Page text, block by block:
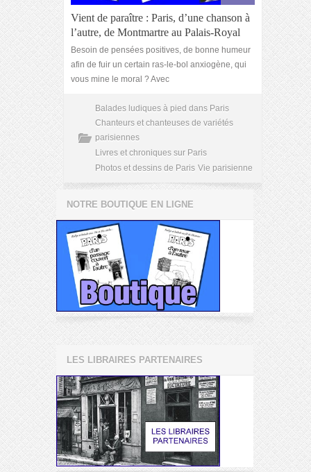
Vient de paraître : Paris, d’une chanson à
l’autre, de Montmartre au Palais-Royal
Besoin de pensées positives, de bonne humeur
afin de fuir un certain ras-le-bol anxiogène, qui
vous mine le moral ? Avec
Balades ludiques à pied dans Paris
Chanteurs et chanteuses de variétés
parisiennes
Livres et chroniques sur Paris
Photos et dessins de Paris Vie parisienne
NOTRE BOUTIQUE EN LIGNE
LES LIBRAIRES PARTENAIRES